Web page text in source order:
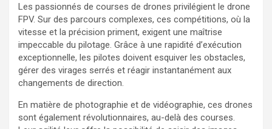
Les passionnés de courses de drones privilégient le drone
FPV. Sur des parcours complexes, ces compétitions, où la
vitesse et la précision priment, exigent une maîtrise
impeccable du pilotage. Grâce à une rapidité d’exécution
exceptionnelle, les pilotes doivent esquiver les obstacles,
gérer des virages serrés et réagir instantanément aux
changements de direction.
En matière de photographie et de vidéographie, ces drones
sont également révolutionnaires, au-delà des courses.